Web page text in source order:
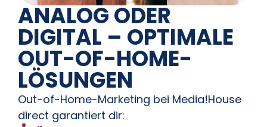
ANALOG ODER
DIGITAL – OPTIMALE
OUT-OF-HOME-
LÖSUNGEN
Out-of-Home-Marketing bei Media!House
direct garantiert dir: